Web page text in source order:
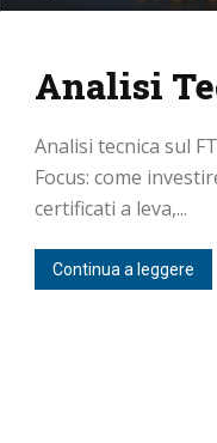
Analisi
Analisi tecnica sul
Focus: come
certificati a leva,...
Continua a leggere